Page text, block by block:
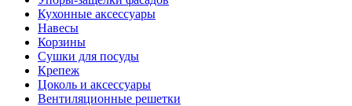
Кухонные аксессуары
Навесы
Корзины
Сушки для посуды
Крепеж
Цоколь и аксессуары
Вентиляционные решетки